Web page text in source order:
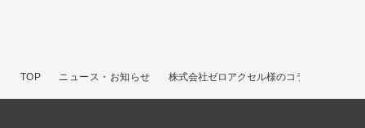
TOP ニュース・お知らせ 株式会社ゼロアクセル様のコラムにてクー